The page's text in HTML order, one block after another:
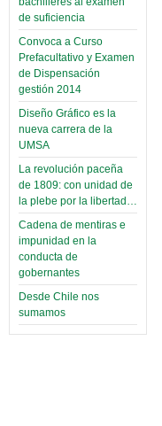
de suficiencia
Convoca a Curso
Prefacultativo y Examen
de Dispensación
gestión 2014
Diseño Gráfico es la
nueva carrera de la
UMSA
La revolución paceña
de 1809: con unidad de
la plebe por la libertad…
Cadena de mentiras e
impunidad en la
conducta de
gobernantes
Desde Chile nos
sumamos